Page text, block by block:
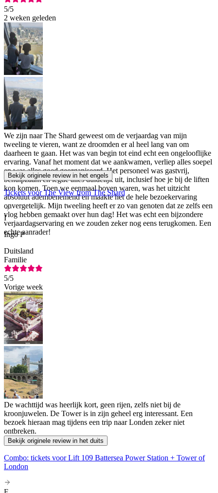
5/5
2 weken geleden
We zijn naar The Shard geweest om de verjaardag van mijn
tweeling te vieren, want ze droomden er al heel lang van om
daarheen te gaan. Het was van begin tot eind echt een ongelooflijke
ervaring. Vanaf het moment dat we aankwamen, verliep alles soepel
en was alles goed georganiseerd. Het personeel was gastvrij,
behulpzaam en legde alles duidelijk uit, inclusief hoe je bij de liften
kon komen. Toen we eenmaal boven waren, was het uitzicht
absoluut adembenemend en maakte het de hele bezoekervaring
onvergetelijk. Mijn tweeling heeft er zo van genoten dat ze zelfs een
vlog hebben gemaakt over hun dag! Het was echt een bijzondere
verjaardagservaring en we zouden zeker nog eens terugkomen. Een
echte aanrader!
Bekijk originele review in het engels
Tickets voor The View from The Shard
I
Ingo P
Duitsland
Familie
5/5
Vorige week
De wachttijd was heerlijk kort, geen rijen, zelfs niet bij de
kroonjuwelen. De Tower is in zijn geheel erg interessant. Een
bezoek hieraan mag tijdens een trip naar Londen zeker niet
ontbreken.
Bekijk originele review in het duits
Combo: tickets voor Lift 109 Battersea Power Station + Tower of
London